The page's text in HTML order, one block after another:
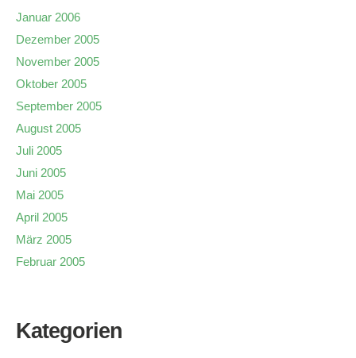
Januar 2006
Dezember 2005
November 2005
Oktober 2005
September 2005
August 2005
Juli 2005
Juni 2005
Mai 2005
April 2005
März 2005
Februar 2005
Kategorien